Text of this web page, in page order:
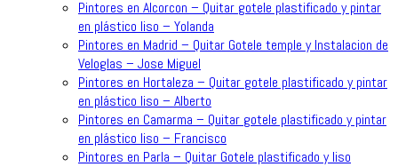
Pintores en Alcorcon – Quitar gotele plastificado y pintar
en plástico liso – Yolanda
Pintores en Madrid – Quitar Gotele temple y Instalacion de
Veloglas – Jose Miguel
Pintores en Hortaleza – Quitar gotele plastificado y pintar
en plástico liso – Alberto
Pintores en Camarma – Quitar gotele plastificado y pintar
en plástico liso – Francisco
Pintores en Parla – Quitar Gotele plastificado y liso